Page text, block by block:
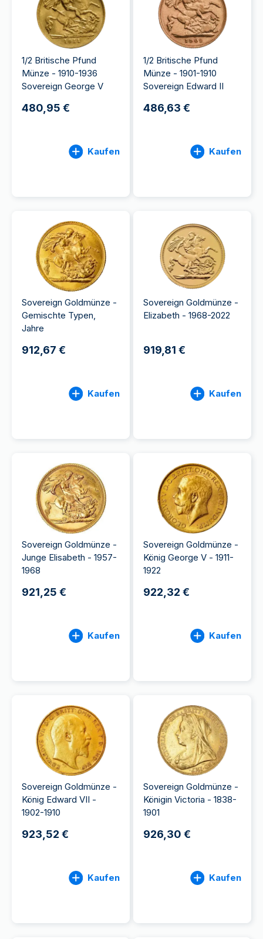
1/2 Britische Pfund
Münze - 1910-1936
Sovereign George V
480,95 €
Kaufen
1/2 Britische Pfund
Münze - 1901-1910
Sovereign Edward II
486,63 €
Kaufen
Sovereign Goldmünze -
Gemischte Typen,
Jahre
912,67 €
Kaufen
Sovereign Goldmünze -
Elizabeth - 1968-2022
919,81 €
Kaufen
Sovereign Goldmünze -
Junge Elisabeth - 1957-
1968
921,25 €
Kaufen
Sovereign Goldmünze -
König George V - 1911-
1922
922,32 €
Kaufen
Sovereign Goldmünze -
König Edward VII -
1902-1910
923,52 €
Kaufen
Sovereign Goldmünze -
Königin Victoria - 1838-
1901
926,30 €
Kaufen